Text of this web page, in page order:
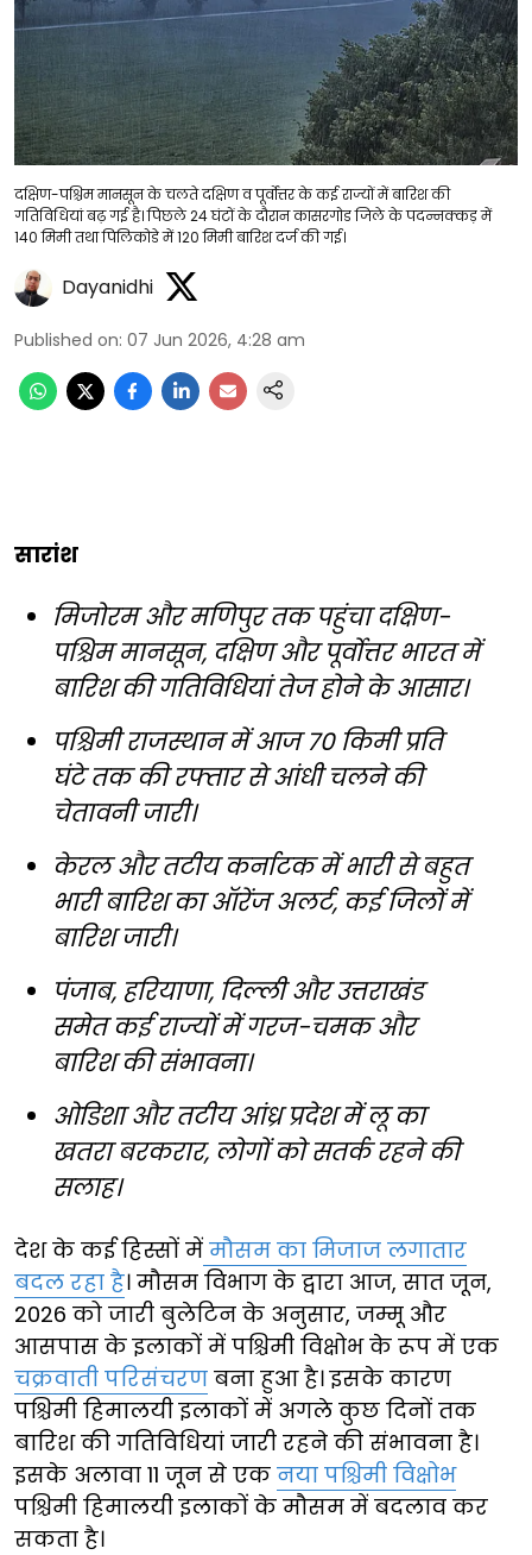
दक्षिण-पश्चिम मानसून के चलते दक्षिण व पूर्वोत्तर के कई राज्यों में बारिश की
गतिविधियां बढ़ गई है। पिछले 24 घंटों के दौरान कासरगोड जिले के पदन्नक्कड़ में
140 मिमी तथा पिलिकोडे में 120 मिमी बारिश दर्ज की गई।
Dayanidhi
Published on: 07 Jun 2026, 4:28 am
सारांश
मिजोरम और मणिपुर तक पहुंचा दक्षिण-
पश्चिम मानसून, दक्षिण और पूर्वोत्तर भारत में
बारिश की गतिविधियां तेज होने के आसार।
पश्चिमी राजस्थान में आज 70 किमी प्रति
घंटे तक की रफ्तार से आंधी चलने की
चेतावनी जारी।
केरल और तटीय कर्नाटक में भारी से बहुत
भारी बारिश का ऑरेंज अलर्ट, कई जिलों में
बारिश जारी।
पंजाब, हरियाणा, दिल्ली और उत्तराखंड
समेत कई राज्यों में गरज-चमक और
बारिश की संभावना।
ओडिशा और तटीय आंध्र प्रदेश में लू का
खतरा बरकरार, लोगों को सतर्क रहने की
सलाह।
देश के कई हिस्सों में मौसम का मिजाज लगातार
बदल रहा है। मौसम विभाग के द्वारा आज, सात जून,
2026 को जारी बुलेटिन के अनुसार, जम्मू और
आसपास के इलाकों में पश्चिमी विक्षोभ के रूप में एक
चक्रवाती परिसंचरण बना हुआ है। इसके कारण
पश्चिमी हिमालयी इलाकों में अगले कुछ दिनों तक
बारिश की गतिविधियां जारी रहने की संभावना है।
इसके अलावा 11 जून से एक नया पश्चिमी विक्षोभ
पश्चिमी हिमालयी इलाकों के मौसम में बदलाव कर
सकता है।